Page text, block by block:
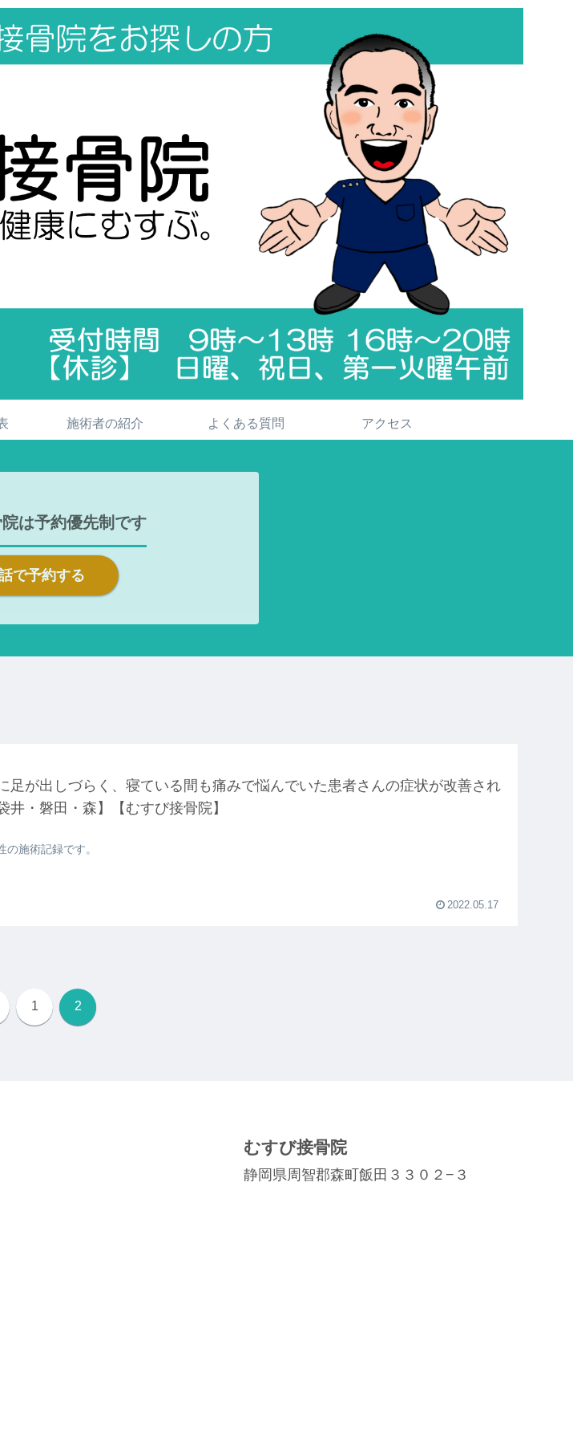
施術者の紹介 よくある質問 アクセス
は予約優先制です
で予約する
足が出しづらく、寝ている間も痛みで悩んでいた患者さんの症状が改善され
井・磐田・森】【むすび接骨院】
施術記録です。
2022.05.17
1 2
むすび接骨院
静岡県周智郡森町飯田３３０２−３